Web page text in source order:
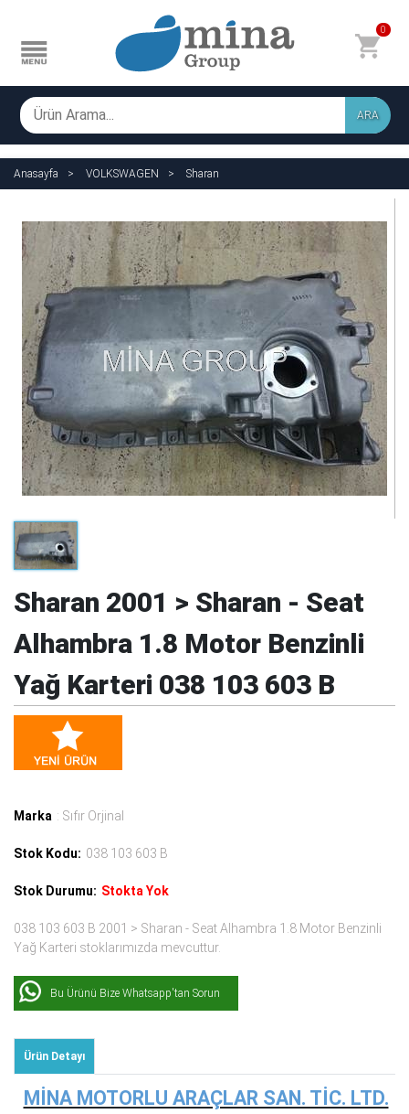
0
ARA
Anasayfa VOLKSWAGEN Sharan
Sharan 2001 > Sharan - Seat
Alhambra 1.8 Motor Benzinli
Yağ Karteri 038 103 603 B
Marka : Sıfır Orjinal
Stok Kodu: 038 103 603 B
Stok Durumu: Stokta Yok
038 103 603 B 2001 > Sharan - Seat Alhambra 1.8 Motor Benzinli
Yağ Karteri stoklarımızda mevcuttur.
Bu Ürünü Bize Whatsapp'tan Sorun
Ürün Detayı
MİNA MOTORLU ARAÇLAR SAN. TİC. LTD.